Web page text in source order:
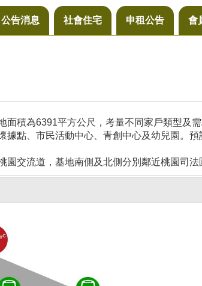
公告消息 社會住宅 申租公告 會
積為6391平方公尺，考量不同家戶類型及
點、市民活動中心、青創中心及幼兒園。
交流道，基地南側及北側分別鄰近桃園司法